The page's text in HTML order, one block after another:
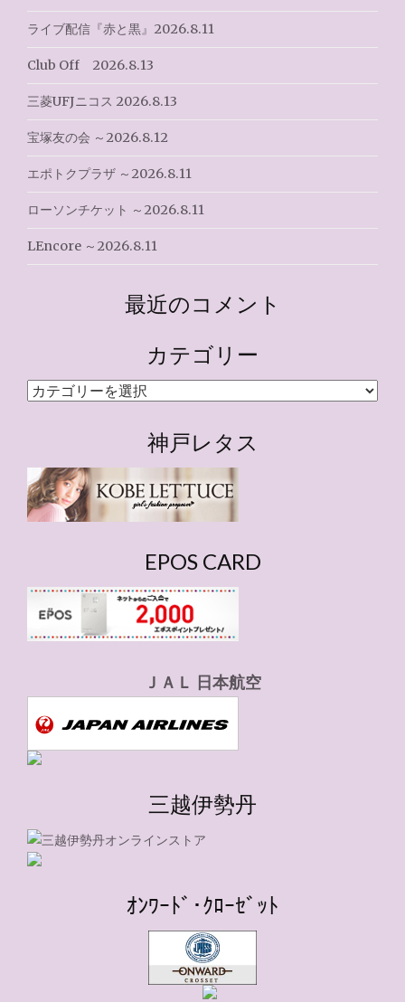
ョ
ン
ライブ配信『赤と黒』2026.8.11
Club Off 2026.8.13
三菱UFJニコス 2026.8.13
宝塚友の会 ～2026.8.12
エポトクプラザ ～2026.8.11
ローソンチケット ～2026.8.11
LEncore ～2026.8.11
最近のコメント
カテゴリー
カ
ー
神戸レタス
EPOS CARD
ＪＡＬ 日本航空
三越伊勢丹
ｵﾝﾜｰﾄﾞ･ｸﾛｰｾﾞｯﾄ